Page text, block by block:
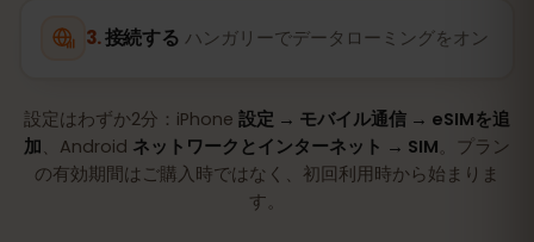
接続する ハンガリーでデータローミングをオン
設定はわずか2分：iPhone 設定 → モバイル通信 → eSIMを追
加、Android ネットワークとインターネット → SIM 。プラン
の有効期間はご購入時ではなく、初回利用時から始まりま
す。